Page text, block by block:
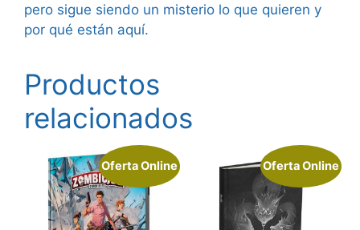
pero sigue siendo un misterio lo que quieren y
por qué están aquí.
Productos
relacionados
Oferta Online Oferta Online